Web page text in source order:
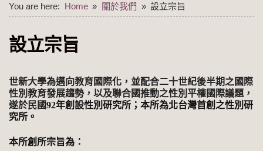
You are here: Home 關於我們 設立宗旨
設立宗旨
世新大學為邁向教育國際化，並配合二十世紀後半期之國際
性別教育發展趨勢，以及聯合國推動之性別平權國際議題，
遂於民國92年創設性別研究所；本所為北台灣首創之性別研
究所。
本所創所宗旨為：